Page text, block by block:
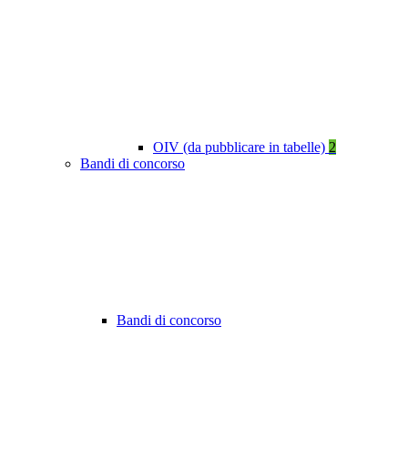
OIV (da pubblicare in tabelle) 2
Bandi di concorso
Bandi di concorso